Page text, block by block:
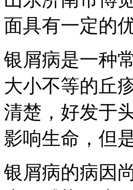
面具有一定的优
银屑病是一种
大小不等的丘
清楚，好发于
影响生命，但
银屑病的病因